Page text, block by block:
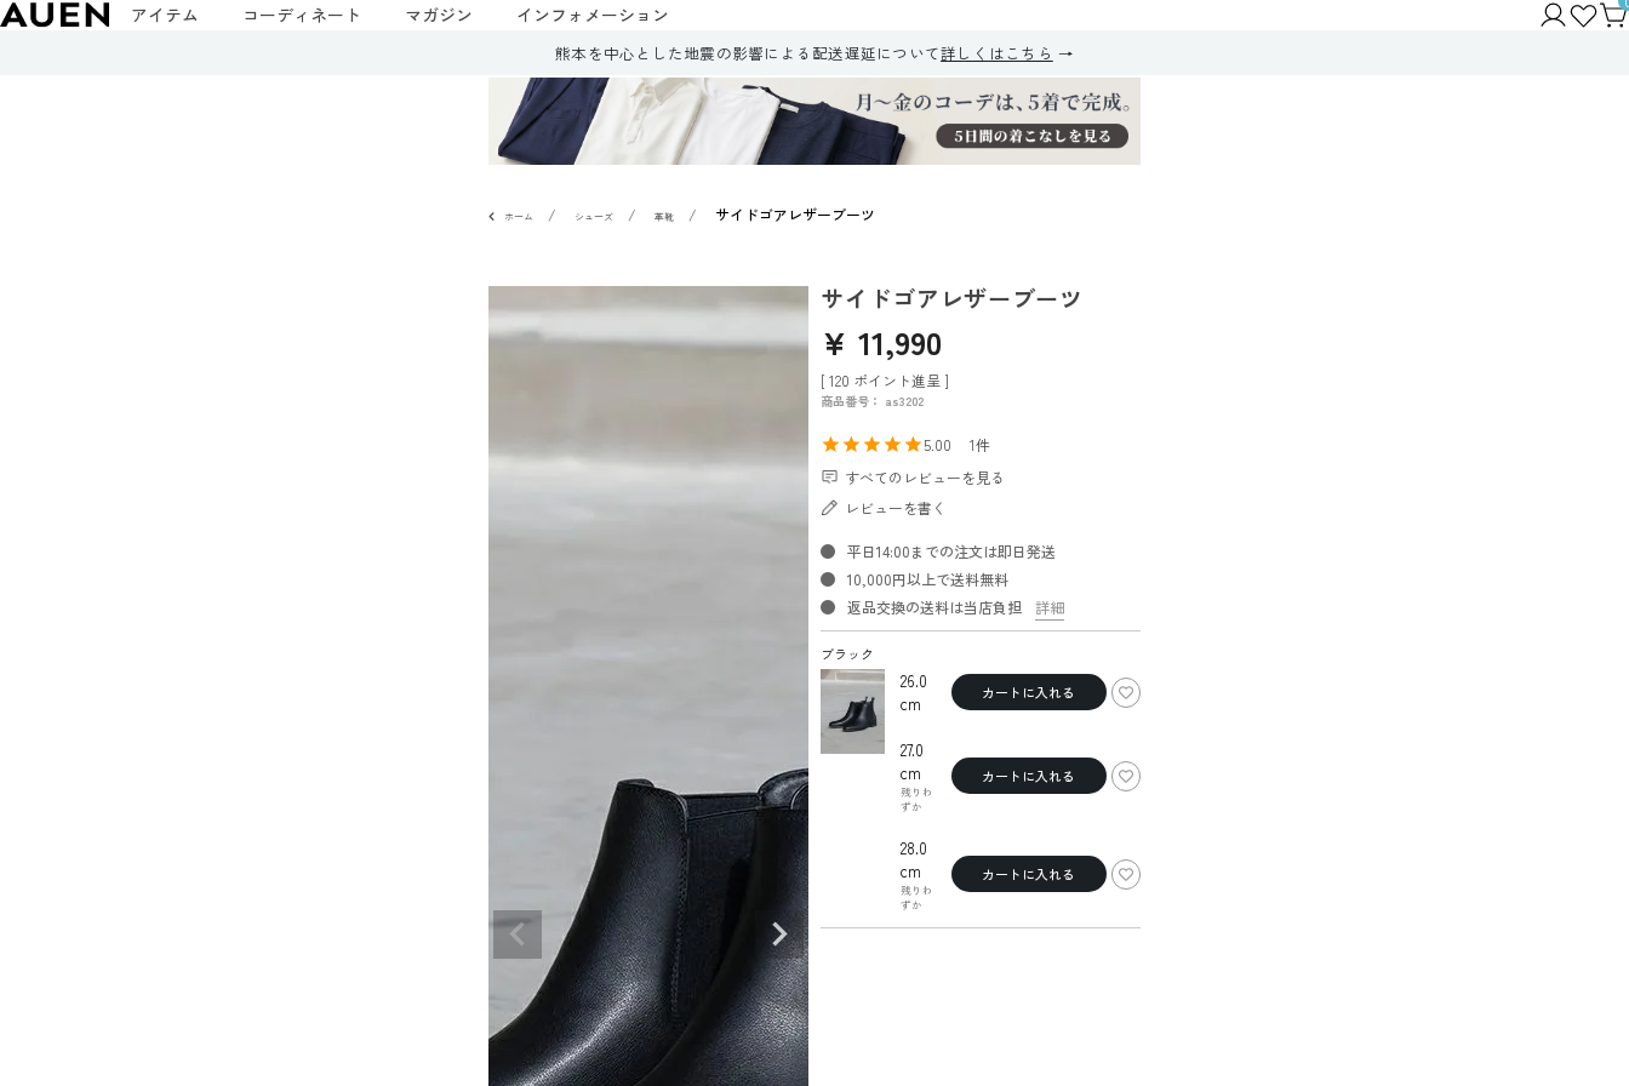
アイテム コーディネート マガジン インフォメーション
熊本を中心とした地震の影響による配送遅延について詳しくはこちら
ホーム シューズ 革靴 サイドゴアレザーブーツ
サイドゴアレザーブーツ
¥ 11,990
[ 120 ポイント進呈 ]
商品番号 as3202
5.00
1
すべてのレビューを見る
レビューを書く
平日14:00までの注文は即日発送
10,000円以上で送料無料
返品交換の送料は当店負担
詳細
ブラック
26.0
cm
カートに入れる
27.0
cm
残りわ
ずか
カートに入れる
28.0
cm
残りわ
ずか
カートに入れる